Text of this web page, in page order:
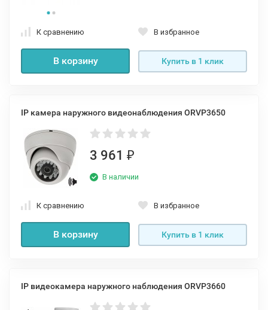
К сравнению В избранное
В корзину Купить в 1 клик
IP камера наружного видеонаблюдения ORVP3650
3 961 ₽
В наличии
К сравнению В избранное
В корзину Купить в 1 клик
IP видеокамера наружного наблюдения ORVP3660